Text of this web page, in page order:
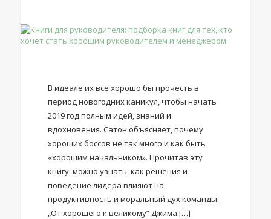
В идеале их все хорошо бы прочесть в
период новогодних каникул, чтобы начать
2019 год полным идей, знаний и
вдохновения. Сатон объясняет, почему
хороших боссов не так много и как быть
«хорошим начальником». Прочитав эту
книгу, можно узнать, как решения и
поведение лидера влияют на
продуктивность и моральный дух команды.
„От хорошего к великому“ Джима […]